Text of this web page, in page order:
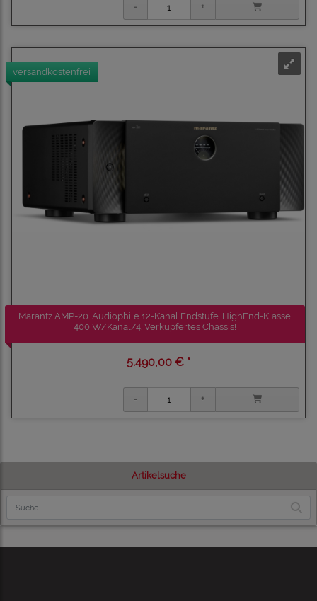
versandkostenfrei
Marantz AMP-20. Audiophile 12-Kanal Endstufe. HighEnd-Klasse.
400 W/Kanal/4. Verkupfertes Chassis!
5.490,00 € *
Artikelsuche